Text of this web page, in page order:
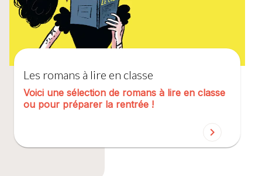
Les romans à lire en classe
Voici une sélection de romans à lire en classe
ou pour préparer la rentrée !
chevron_right